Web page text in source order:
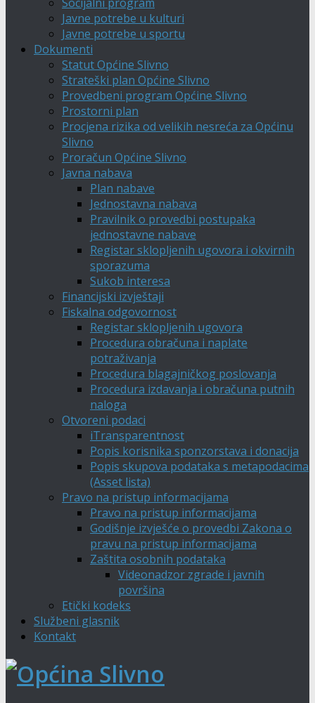
Javne potrebe u kulturi
Javne potrebe u sportu
Dokumenti
Statut Općine Slivno
Strateški plan Općine Slivno
Provedbeni program Općine Slivno
Prostorni plan
Procjena rizika od velikih nesreća za Općinu
Slivno
Proračun Općine Slivno
Javna nabava
Plan nabave
Jednostavna nabava
Pravilnik o provedbi postupaka
jednostavne nabave
Registar sklopljenih ugovora i okvirnih
sporazuma
Sukob interesa
Financijski izvještaji
Fiskalna odgovornost
Registar sklopljenih ugovora
Procedura obračuna i naplate
potraživanja
Procedura blagajničkog poslovanja
Procedura izdavanja i obračuna putnih
naloga
Otvoreni podaci
iTransparentnost
Popis korisnika sponzorstava i donacija
Popis skupova podataka s metapodacima
(Asset lista)
Pravo na pristup informacijama
Pravo na pristup informacijama
Godišnje izvješće o provedbi Zakona o
pravu na pristup informacijama
Zaštita osobnih podataka
Videonadzor zgrade i javnih
površina
Etički kodeks
Službeni glasnik
Kontakt